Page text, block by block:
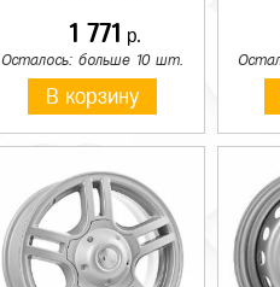
1 771 р.
Осталось: больше 10 шт.
В корзину